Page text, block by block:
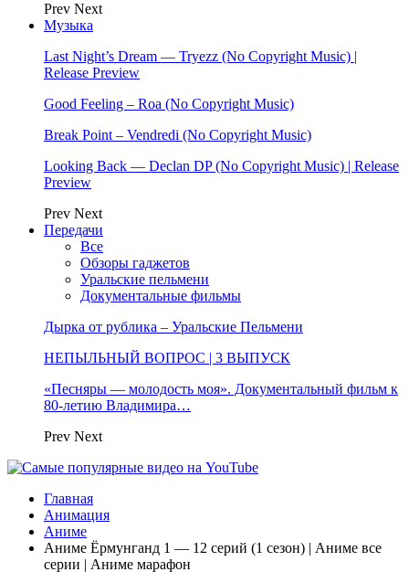
Prev Next
Музыка
Last Night’s Dream — Tryezz (No Copyright Music) |
Release Preview
Good Feeling – Roa (No Copyright Music)
Break Point – Vendredi (No Copyright Music)
Looking Back — Declan DP (No Copyright Music) | Release
Preview
Prev Next
Передачи
Все
Обзоры гаджетов
Уральские пельмени
Документальные фильмы
Дырка от рублика – Уральские Пельмени
НЕПЫЛЬНЫЙ ВОПРОС | 3 ВЫПУСК
«Песняры — молодость моя». Документальный фильм к
80-летию Владимира…
Prev Next
Главная
Анимация
Аниме
Аниме Ёрмунганд 1 — 12 серий (1 сезон) | Аниме все
серии | Аниме марафон